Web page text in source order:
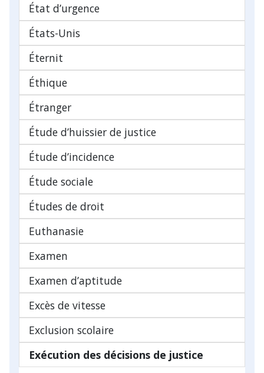
État d’urgence
États-Unis
Éternit
Éthique
Étranger
Étude d’huissier de justice
Étude d’incidence
Étude sociale
Études de droit
Euthanasie
Examen
Examen d’aptitude
Excès de vitesse
Exclusion scolaire
Exécution des décisions de justice